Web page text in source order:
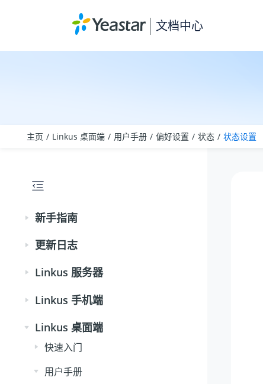
文档中心
主页 Linkus 桌面端 用户手册 偏好设置 状态 状态设置
新手指南
更新日志
Linkus 服务器
Linkus 手机端
Linkus 桌面端
快速入门
用户手册